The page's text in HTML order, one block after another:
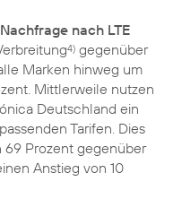
nach LTE
4) gegenüber
Marken hinweg um
Mittlerweile nutzen
Deutschland ein
Tarifen. Dies
69 Prozent gegenüber
Anstieg von 10